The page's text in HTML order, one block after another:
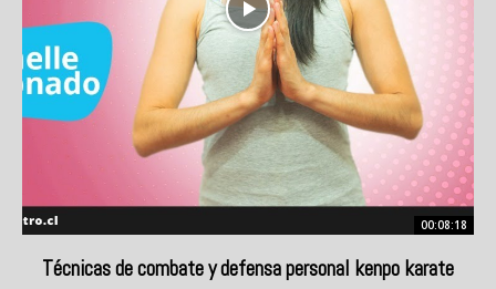
00:08:18
Técnicas de combate y defensa personal kenpo karate